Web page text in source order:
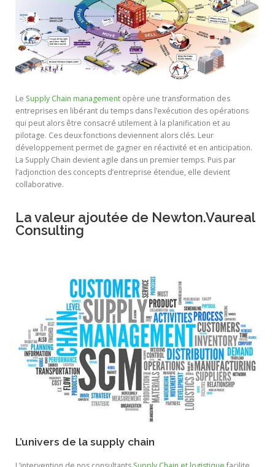
Le Supply Chain management opère une transformation des
entreprises en libérant du temps dans l’exécution des opérations
qui peut alors être consacré utilement à la planification et au
pilotage. Ces deux fonctions deviennent alors clés. Leur
développement permet de gagner en réactivité et en anticipation.
La Supply Chain devient agile dans un premier temps. Puis par
l’adjonction des concepts d’entreprise étendue, elle devient
collaborative.
La valeur ajoutée de Newton.Vaureal
Consulting
L’univers de la supply chain